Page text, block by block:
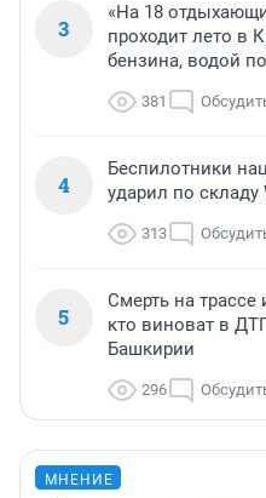
3
«На 18
проходит лето в
бензина, водой
381
4
Беспилотники
ударил по
313
5
Смерть на трассе
кто виноват в
Башкирии
296
МНЕНИЕ